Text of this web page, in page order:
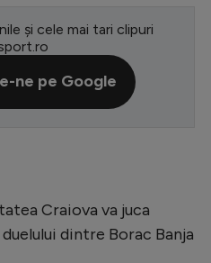
și cele mai tari clipuri
ne pe Google
Craiova va juca
dintre Borac Banja